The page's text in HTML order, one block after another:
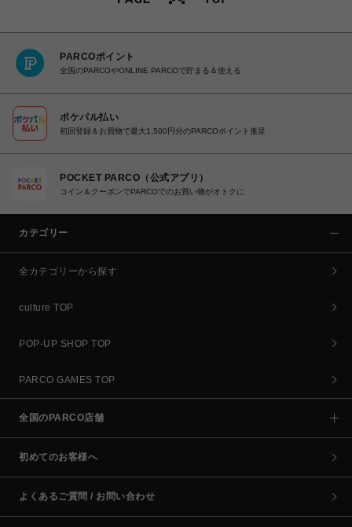
PARCOポイント
全国のPARCOやONLINE PARCOで貯まる＆使える
ポケパル払い
初回登録＆お買物で最大1,500円分のPARCOポイント進呈
POCKET PARCO（公式アプリ）
コイン＆クーポンでPARCOでのお買い物がオトクに
カテゴリー
全カテゴリーから探す
culture TOP
POP-UP SHOP TOP
PARCO GAMES TOP
全国のPARCO店舗
初めてのお客様へ
よくあるご質問 / お問い合わせ